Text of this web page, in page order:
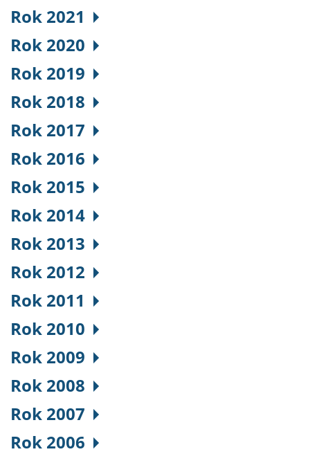
Rok 2021
Rok 2020
Rok 2019
Rok 2018
Rok 2017
Rok 2016
Rok 2015
Rok 2014
Rok 2013
Rok 2012
Rok 2011
Rok 2010
Rok 2009
Rok 2008
Rok 2007
Rok 2006